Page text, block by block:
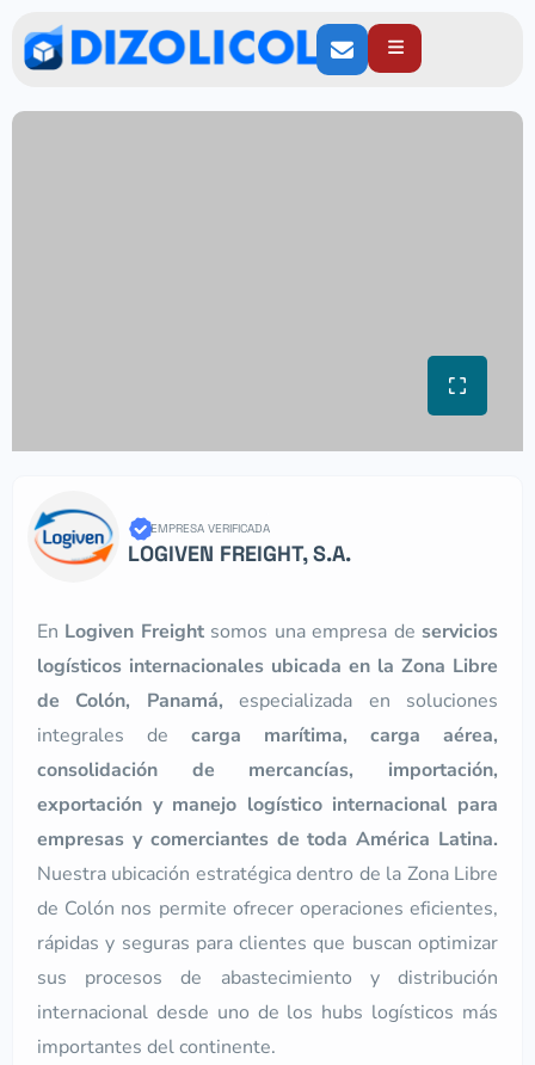
EMPRESA VERIFICADA
LOGIVEN FREIGHT, S.A.
En Logiven Freightsomos una empresa de servicios
logísticos internacionales ubicada en la Zona Libre
de Colón, Panamá, especializada en soluciones
integrales de carga marítima, carga aérea,
consolidación de mercancías, importación,
exportación y manejo logístico internacional para
empresas y comerciantes de toda América Latina.
Nuestra ubicación estratégica dentro de la Zona Libre
de Colón nos permite ofrecer operaciones eficientes,
rápidas y seguras para clientes que buscan optimizar
sus procesos de abastecimiento y distribución
internacional desde uno de los hubs logísticos más
importantes del continente.